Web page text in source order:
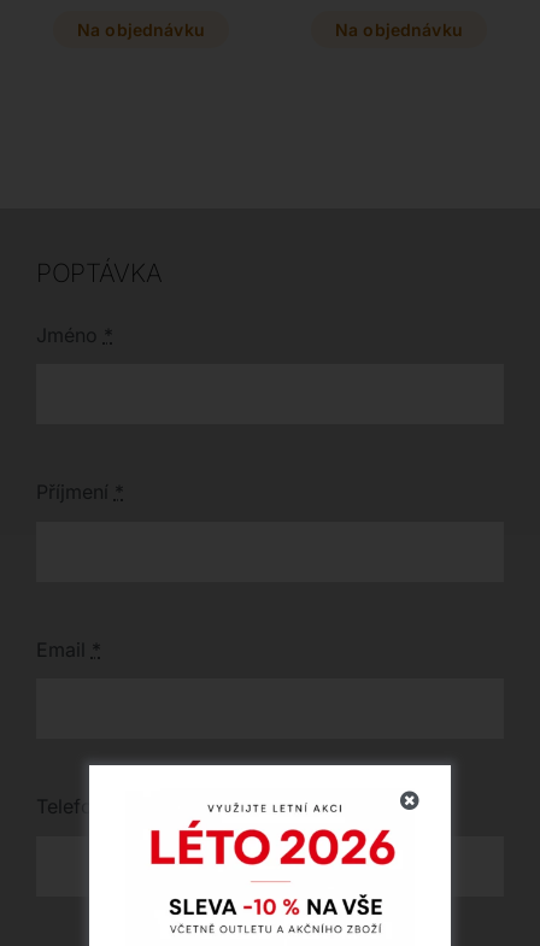
tvary přírody vytváří
Na objednávku
ořechu Canaletto.
Na objednávku
POPTÁVKA
Jméno *
Příjmení *
Email *
Telefon